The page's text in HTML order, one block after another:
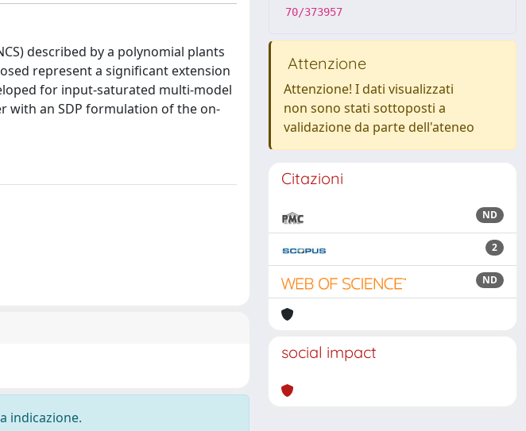
described by a polynomial plants
represent a significant extension
for input-saturated multi-model
with an SDP formulation of the on-
indicazione.
70/373957
Attenzione
Attenzione! I dati visualizzati
non sono stati sottoposti a
validazione da parte dell'ateneo
Citazioni
ND
2
ND
social impact